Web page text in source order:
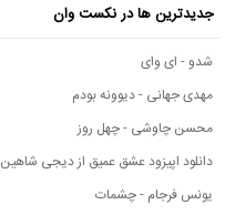
جدیدترین ها در نکست وان
شدو - ای وای
مهدی جهانی - دیوونه بودم
محسن چاوشی - چهل روز
دانلود اپیزود عشق عمیق از دیجی شاهین
یونس فرجام - چشمات